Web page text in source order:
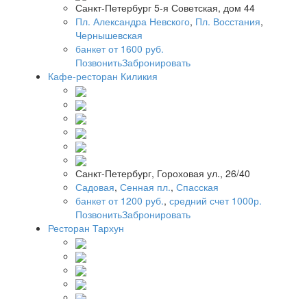
Санкт-Петербург 5-я Советская, дом 44
Пл. Александра Невского, Пл. Восстания,
Чернышевская
банкет от 1600 руб.
ПозвонитьЗабронировать
Кафе-ресторан Киликия
Санкт-Петербург, Гороховая ул., 26/40
Садовая, Сенная пл., Спасская
банкет от 1200 руб., средний счет 1000р.
ПозвонитьЗабронировать
Ресторан Тархун